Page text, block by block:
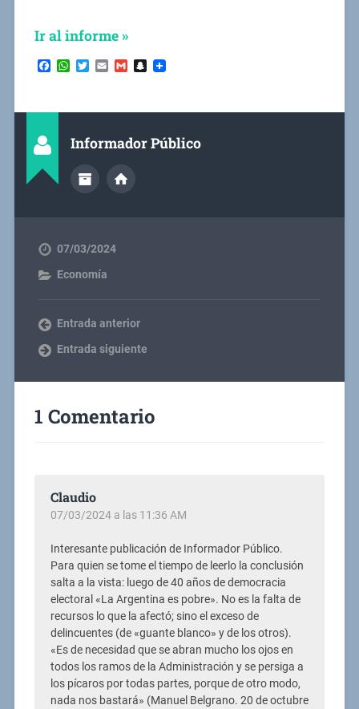
Ir al informe »
Facebook
WhatsApp
Twitter
EmailGmailSnapchat
Informador Público
07/03/2024
Economía
Entrada anterior
Entrada siguiente
1 Comentario
Claudio
07/03/2024 a las 11:36 AM
Interesante publicación de Informador Público.
Para quien se tome el tiempo de leerlo la conclusión
salta a la vista: luego de 40 años de democracia
electoral «La Argentina es pobre». No es la falta de
recursos lo que la afectó; sino el exceso de
delincuentes (de «guante blanco» y de los otros).
«Es de necesidad que se abran mucho los ojos en
todos los ramos de la Administración y se persiga a
los pícaros por todas partes, porque de otro modo,
nada nos bastará» (Manuel Belgrano. 20 de octubre